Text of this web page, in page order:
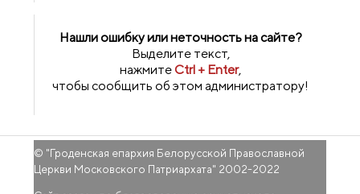
Нашли ошибку или неточность на сайте?
Выделите текст,
нажмитеCtrl + Enter,
чтобы сообщить об этом администратору!
© "Гроденская епархия Белорусской Православной
Церкви Московского Патриархата" 2002-2022